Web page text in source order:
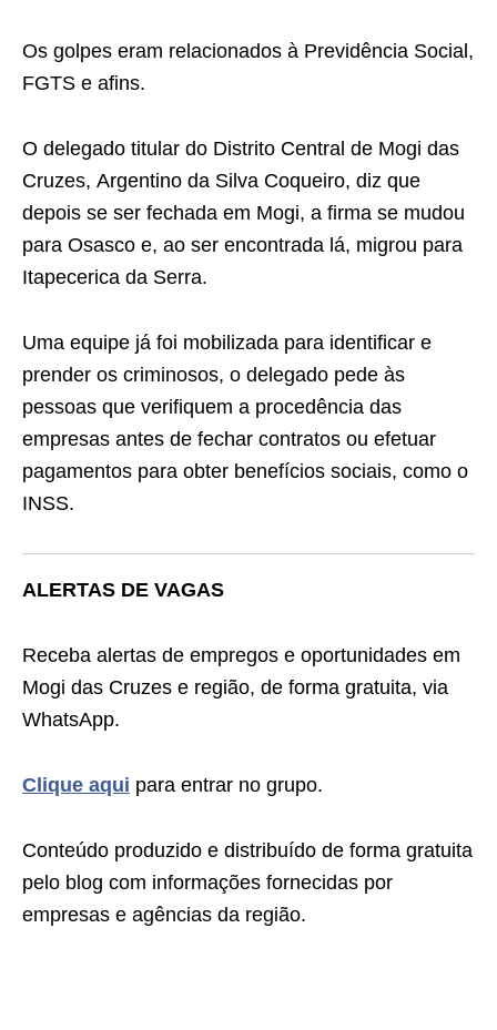
Os golpes eram relacionados à Previdência Social,
FGTS e afins.
O delegado titular do Distrito Central de Mogi das
Cruzes, Argentino da Silva Coqueiro, diz que
depois se ser fechada em Mogi, a firma se mudou
para Osasco e, ao ser encontrada lá, migrou para
Itapecerica da Serra.
Uma equipe já foi mobilizada para identificar e
prender os criminosos, o delegado pede às
pessoas que verifiquem a procedência das
empresas antes de fechar contratos ou efetuar
pagamentos para obter benefícios sociais, como o
INSS.
ALERTAS DE VAGAS
Receba alertas de empregos e oportunidades em
Mogi das Cruzes e região, de forma gratuita, via
WhatsApp.
Clique aqui para entrar no grupo.
Conteúdo produzido e distribuído de forma gratuita
pelo blog com informações fornecidas por
empresas e agências da região.